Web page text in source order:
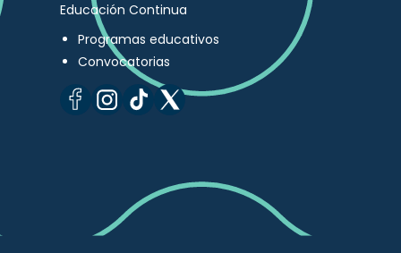
Educación Continua
Programas educativos
Convocatorias